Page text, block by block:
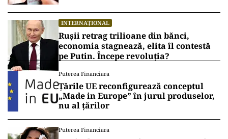
INTERNAȚIONAL
Rușii retrag trilioane din bănci,
economia stagnează, elita îl contestă
pe Putin. Începe revoluția?
Puterea Financiara
Țările UE reconfigurează conceptul
„Made in Europe” în jurul produselor,
nu al țărilor
Puterea Financiara